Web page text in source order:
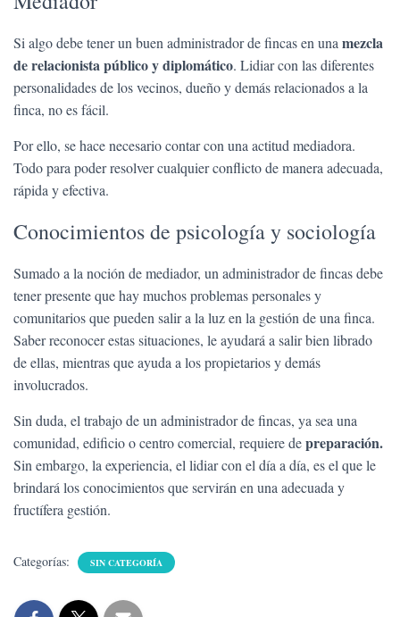
Si algo debe tener un buen administrador de fincas en una mezcla
de relacionista público y diplomático. Lidiar con las diferentes
personalidades de los vecinos, dueño y demás relacionados a la
finca, no es fácil.
Por ello, se hace necesario contar con una actitud mediadora.
Todo para poder resolver cualquier conflicto de manera adecuada,
rápida y efectiva.
Conocimientos de psicología y sociología
Sumado a la noción de mediador, un administrador de fincas debe
tener presente que hay muchos problemas personales y
comunitarios que pueden salir a la luz en la gestión de una finca.
Saber reconocer estas situaciones, le ayudará a salir bien librado
de ellas, mientras que ayuda a los propietarios y demás
involucrados.
Sin duda, el trabajo de un administrador de fincas, ya sea una
comunidad, edificio o centro comercial, requiere depreparación.
Sin embargo, la experiencia, el lidiar con el día a día, es el que le
brindará los conocimientos que servirán en una adecuada y
fructífera gestión.
Categorías: SIN CATEGORÍA